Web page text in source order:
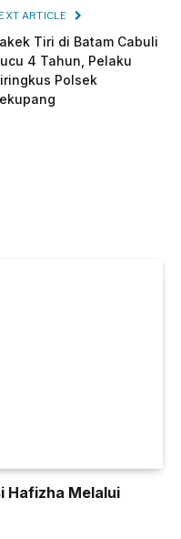
ARTICLE
Tiri di Batam Cabuli
4 Tahun, Pelaku
Polsek
Hafizha Melalui